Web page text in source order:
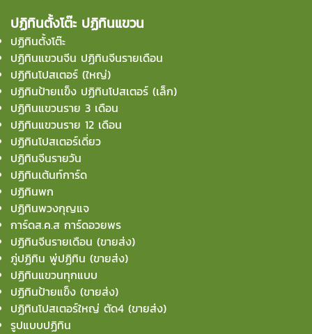
ปฏิทินตั้งโต๊ะ ปฏิทินแขวน
ปฏิทินตั้งโต๊ะ
ปฏิทินแขวนจีน ปฏิทินจีนรายเดือน
ปฏิทินโปสเตอร์ (ใหญ่)
ปฏิทินป้ายเเข็ง ปฏิทินโปสเตอร์ (เล็ก)
ปฏิทินแขวนราย 3 เดือน
ปฏิทินแขวนราย 12 เดือน
ปฏิทินโปสเตอร์เดี่ยว
ปฏิทินจีนรายวัน
ปฏิทินเต้นท์การ์ด
ปฏิทินพก
ปฏิทินพวงกุญแจ
การ์ดส.ค.ส การ์ดอวยพร
ปฏิทินจีนรายเดือน (ขายส่ง)
ภู่ปฏิทิน พู่ปฏิทิน (ขายส่ง)
ปฏิทินแขวนทุกแบบ
ปฏิทินป้ายแข็ง (ขายส่ง)
ปฏิทินโปสเตอร์ใหญ่ ตัด4 (ขายส่ง)
รูปแบบปฏิทิน